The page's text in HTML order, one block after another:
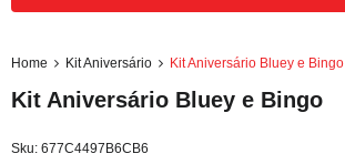
Home Kit Aniversário Kit Aniversário Bluey e Bingo
Kit Aniversário Bluey e Bingo
Sku: 677C4497B6CB6